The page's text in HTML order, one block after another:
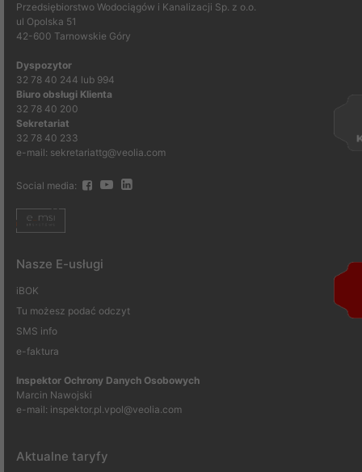
Przedsiębiorstwo Wodociągów i Kanalizacji Sp. z o.o.
ul Opolska 51
42-600 Tarnowskie Góry
Dyspozytor
32 78 40 244 lub 994
Biuro obsługi Klienta
32 78 40 200
Sekretariat
32 78 40 233
e-mail: sekretariattg@veolia.com
Social media:
Nasze E-usługi
iBOK
Tu możesz podać odczyt
SMS info
e-faktura
Inspektor Ochrony Danych Osobowych
Marcin Nawojski
e-mail: inspektor.pl.vpol@veolia.com
Aktualne taryfy